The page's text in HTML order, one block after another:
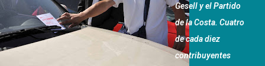
Gesell y el Partido
de la Costa. Cuatro
de cada diez
contribuyentes